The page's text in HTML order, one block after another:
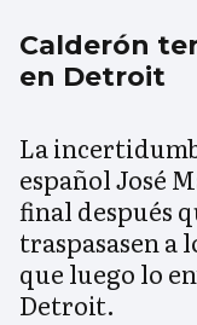
Calderón
en Detroit
La
español José
final después
traspasasen a
que luego lo
Detroit.